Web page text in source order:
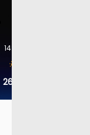
14:00
26°C